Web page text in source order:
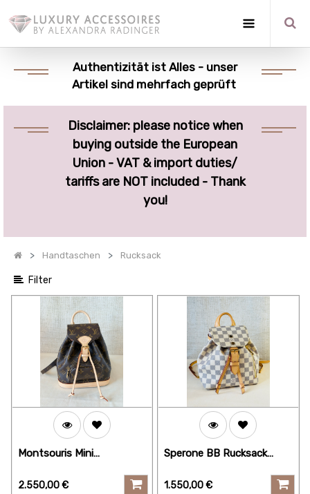
Authentizität ist Alles - unser
Artikel sind mehrfach geprüft
Disclaimer: please notice when
buying outside the European
Union - VAT & import duties/
tariffs are NOT included - Thank
you!
Handtaschen Rucksack
Filter
Optionen
anzeigen
Kategorien
Montsouris Mini
2.550,00€
Sperone BB Rucksack
1.550,00€